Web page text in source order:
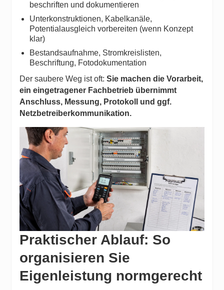
beschriften und dokumentieren
Unterkonstruktionen, Kabelkanäle,
Potentialausgleich vorbereiten (wenn Konzept
klar)
Bestandsaufnahme, Stromkreislisten,
Beschriftung, Fotodokumentation
Der saubere Weg ist oft:Sie machen die Vorarbeit,
ein eingetragener Fachbetrieb übernimmt
Anschluss, Messung, Protokoll und ggf.
Netzbetreiberkommunikation.
Praktischer Ablauf: So
organisieren Sie
Eigenleistung normgerecht